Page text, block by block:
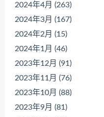
2024年4月 (263)
2024年3月 (167)
2024年2月 (15)
2024年1月 (46)
2023年12月 (91)
2023年11月 (76)
2023年10月 (88)
2023年9月 (81)